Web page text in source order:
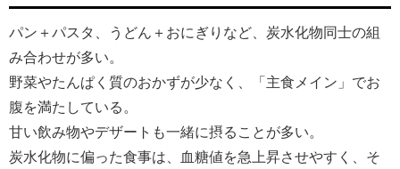
パン＋パスタ、うどん＋おにぎりなど、炭水化物同士の組
み合わせが多い。
野菜やたんぱく質のおかずが少なく、「主食メイン」でお
腹を満たしている。
甘い飲み物やデザートも一緒に摂ることが多い。
炭水化物に偏った食事は、血糖値を急上昇させやすく、そ